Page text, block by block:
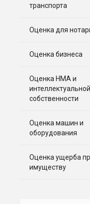
транспорта
Оценка для
Оценка бизнеса
Оценка НМА и
интеллектуальной
собственности
Оценка машин и
оборудования
Оценка ущерба
имуществу